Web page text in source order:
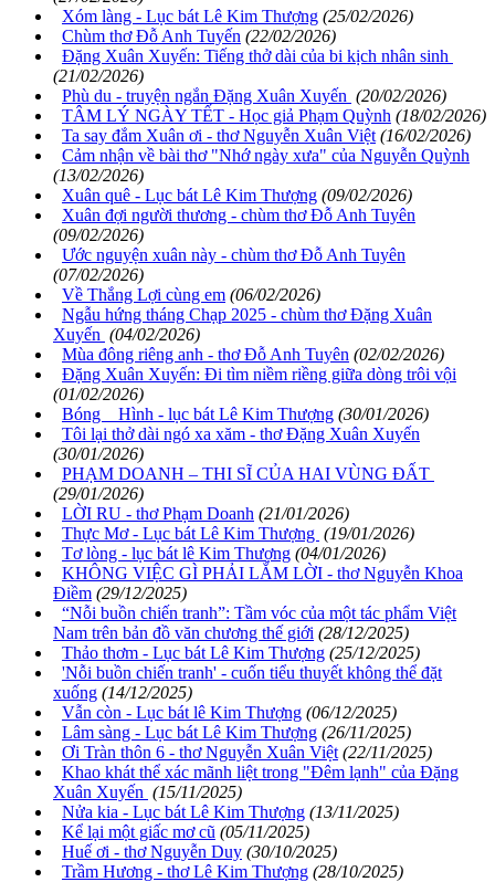
Xóm làng - Lục bát Lê Kim Thượng (25/02/2026)
Chùm thơ Đỗ Anh Tuyến (22/02/2026)
Đặng Xuân Xuyến: Tiếng thở dài của bi kịch nhân sinh
(21/02/2026)
Phù du - truyện ngắn Đặng Xuân Xuyến (20/02/2026)
TÂM LÝ NGÀY TẾT - Học giả Phạm Quỳnh (18/02/2026)
Ta say đắm Xuân ơi - thơ Nguyễn Xuân Việt (16/02/2026)
Cảm nhận về bài thơ "Nhớ ngày xưa" của Nguyễn Quỳnh
(13/02/2026)
Xuân quê - Lục bát Lê Kim Thượng (09/02/2026)
Xuân đợi người thương - chùm thơ Đỗ Anh Tuyên
(09/02/2026)
Ước nguyện xuân này - chùm thơ Đỗ Anh Tuyên
(07/02/2026)
Về Thắng Lợi cùng em (06/02/2026)
Ngẫu hứng tháng Chạp 2025 - chùm thơ Đặng Xuân
Xuyến (04/02/2026)
Mùa đông riêng anh - thơ Đỗ Anh Tuyên (02/02/2026)
Đặng Xuân Xuyến: Đi tìm niềm riềng giữa dòng trôi vội
(01/02/2026)
Bóng Hình - lục bát Lê Kim Thượng (30/01/2026)
Tôi lại thở dài ngó xa xăm - thơ Đặng Xuân Xuyến
(30/01/2026)
PHẠM DOANH – THI SĨ CỦA HAI VÙNG ĐẤT
(29/01/2026)
LỜI RU - thơ Phạm Doanh (21/01/2026)
Thực Mơ - Lục bát Lê Kim Thượng (19/01/2026)
Tơ lòng - lục bát lê Kim Thượng (04/01/2026)
KHÔNG VIỆC GÌ PHẢI LẮM LỜI - thơ Nguyễn Khoa
Điềm (29/12/2025)
“Nỗi buồn chiến tranh”: Tầm vóc của một tác phẩm Việt
Nam trên bản đồ văn chương thế giới (28/12/2025)
Thảo thơm - Lục bát Lê Kim Thượng (25/12/2025)
'Nỗi buồn chiến tranh' - cuốn tiểu thuyết không thể đặt
xuống (14/12/2025)
Vẫn còn - Lục bát lê Kim Thượng (06/12/2025)
Lâm sàng - Lục bát Lê Kim Thượng (26/11/2025)
Ơi Tràn thôn 6 - thơ Nguyễn Xuân Việt (22/11/2025)
Khao khát thể xác mãnh liệt trong "Đêm lạnh" của Đặng
Xuân Xuyến (15/11/2025)
Nửa kia - Lục bát Lê Kim Thượng (13/11/2025)
Kể lại một giấc mơ cũ (05/11/2025)
Huế ơi - thơ Nguyễn Duy (30/10/2025)
Trầm Hương - thơ Lê Kim Thượng (28/10/2025)